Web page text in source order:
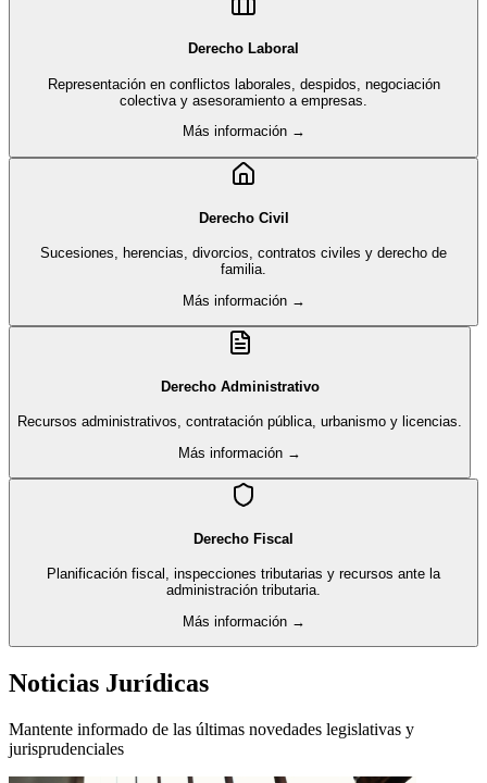
Derecho Laboral
Representación en conflictos laborales, despidos, negociación
colectiva y asesoramiento a empresas.
Más información →
Derecho Civil
Sucesiones, herencias, divorcios, contratos civiles y derecho de
familia.
Más información →
Derecho Administrativo
Recursos administrativos, contratación pública, urbanismo y licencias.
Más información →
Derecho Fiscal
Planificación fiscal, inspecciones tributarias y recursos ante la
administración tributaria.
Más información →
Noticias Jurídicas
Mantente informado de las últimas novedades legislativas y
jurisprudenciales